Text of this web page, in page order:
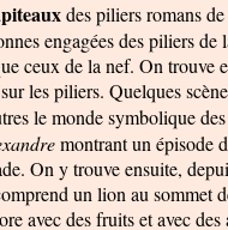
des piliers romans
engagées des piliers
ceux de la nef. On trouve
les piliers. Quelques
le monde symbolique
montrant un épisode
On y trouve ensuite,
un lion au sommet
avec des fruits et avec